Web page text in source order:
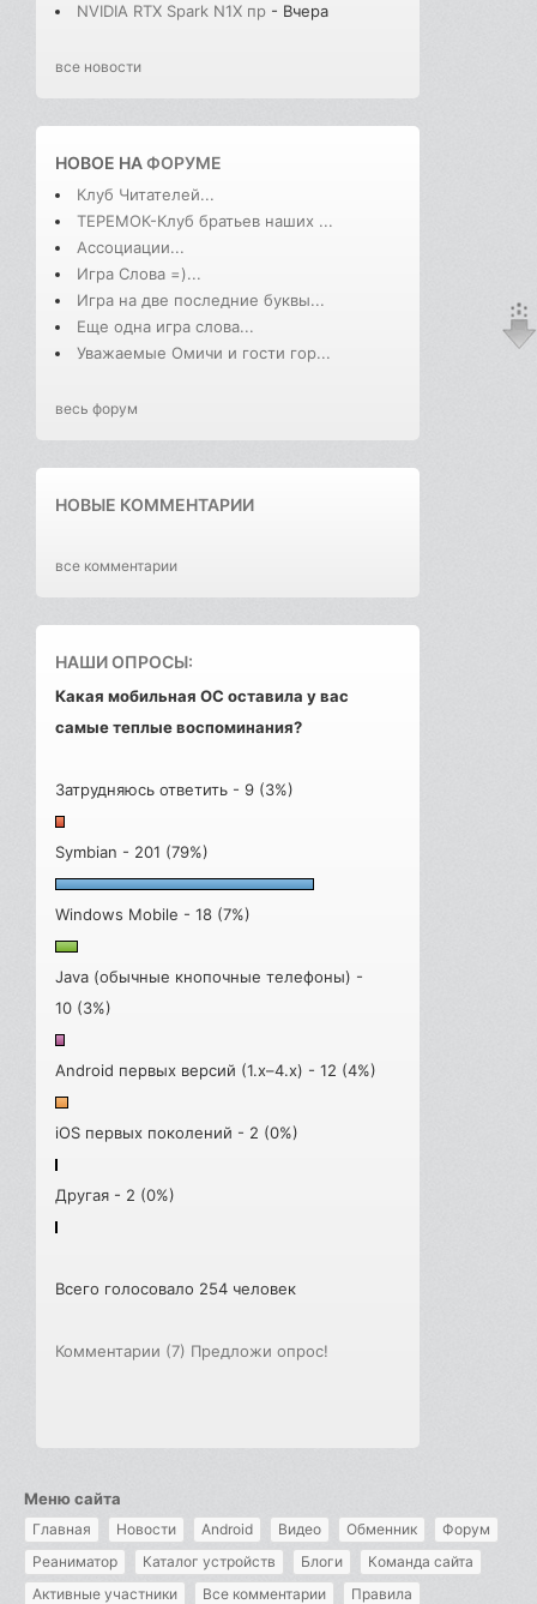
NVIDIA RTX Spark N1X пр - Вчера
все новости
НОВОЕ НАФОРУМЕ
Клуб Читателей...
ТЕРЕМОК-Клуб братьев наших ...
Ассоциации...
Игра Слова =)...
Игра на две последние буквы...
Еще одна игра слова...
Уважаемые Омичи и гости гор...
весь форум
НОВЫЕ КОММЕНТАРИИ
все комментарии
НАШИ ОПРОСЫ:
Какая мобильная ОС оставила у вас
самые теплые воспоминания?
Затрудняюсь ответить - 9 (3%)
Symbian - 201 (79%)
Windows Mobile - 18 (7%)
Java (обычные кнопочные телефоны) -
10 (3%)
Android первых версий (1.x–4.x) - 12 (4%)
iOS первых поколений - 2 (0%)
Другая - 2 (0%)
Всего голосовало 254 человек
Комментарии (7) Предложи опрос!
Меню сайта
Главная Новости Android Видео Обменник
Форум
Реаниматор
Каталог устройств Блоги
Команда сайта
Активные участники
Все комментарии Правила